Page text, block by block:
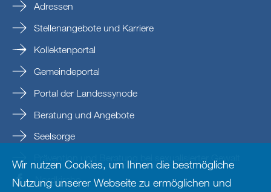
Adressen
Stellenangebote und Karriere
Kollektenportal
Gemeindeportal
Portal der Landessynode
Beratung und Angebote
Seelsorge
Nordkirche
Wir nutzen Cookies, um Ihnen die bestmögliche
Nutzung unserer Webseite zu ermöglichen und